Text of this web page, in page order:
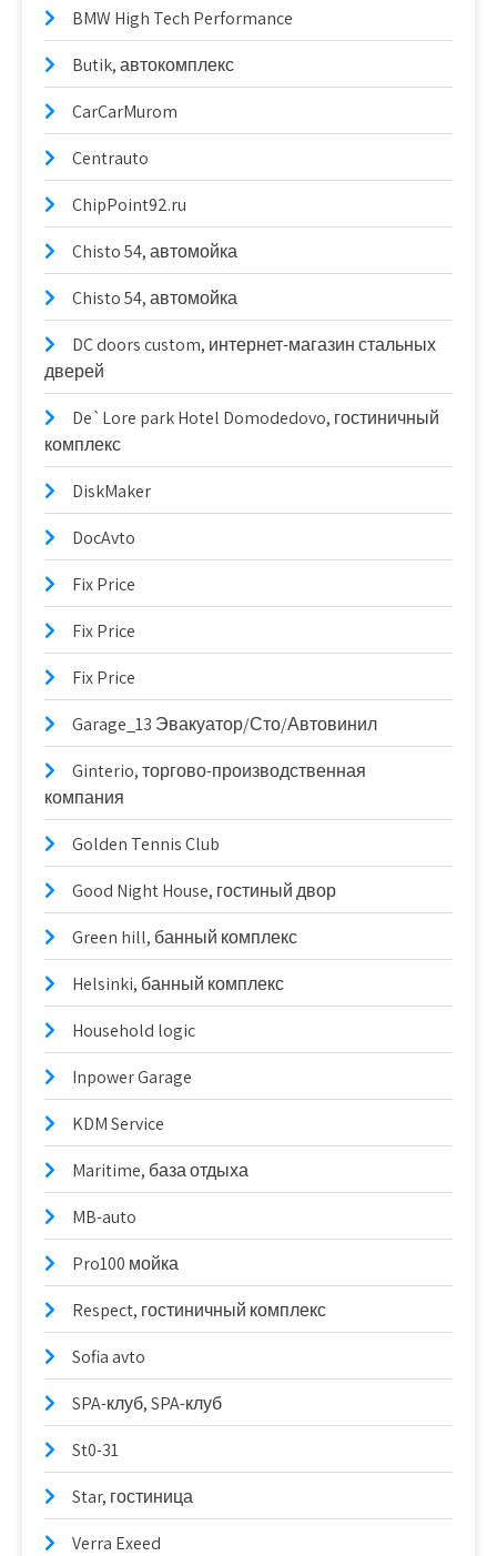
BMW High Tech Performance
Butik, автокомплекс
CarCarMurom
Centrauto
ChipPoint92.ru
Chisto 54, автомойка
Chisto 54, автомойка
DC doors custom, интернет-магазин стальных
дверей
De`Lore park Hotel Domodedovo, гостиничный
комплекс
DiskMaker
DocAvto
Fix Price
Fix Price
Fix Price
Garage_13 Эвакуатор/Сто/Автовинил
Ginterio, торгово-производственная
компания
Golden Tennis Club
Good Night House, гостиный двор
Green hill, банный комплекс
Helsinki, банный комплекс
Household logic
Inpower Garage
KDM Service
Maritime, база отдыха
MB-auto
Pro100 мойка
Respect, гостиничный комплекс
Sofia avto
SPA-клуб, SPA-клуб
St0-31
Star, гостиница
Verra Exeed